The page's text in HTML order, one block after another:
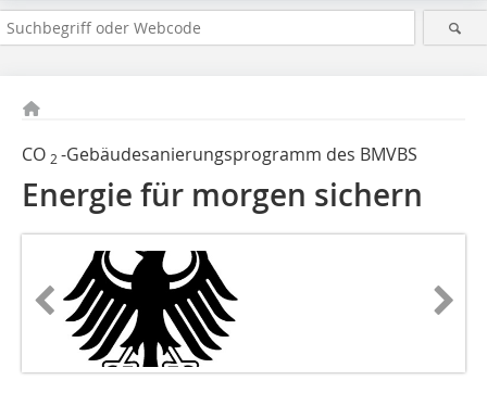
CO 2 -Gebäudesanierungsprogramm des BMVBS
Energie für morgen sichern